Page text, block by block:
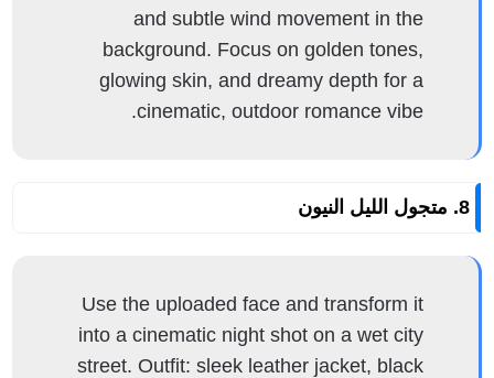
and subtle wind movement in the
background. Focus on golden tones,
glowing skin, and dreamy depth for a
cinematic, outdoor romance vibe.
8. متجول الليل النيون
Use the uploaded face and transform it
into a cinematic night shot on a wet city
street. Outfit: sleek leather jacket, black